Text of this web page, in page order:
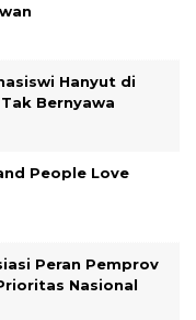
Hanyut di
Bernyawa
People Love
Peran Pemprov
Nasional